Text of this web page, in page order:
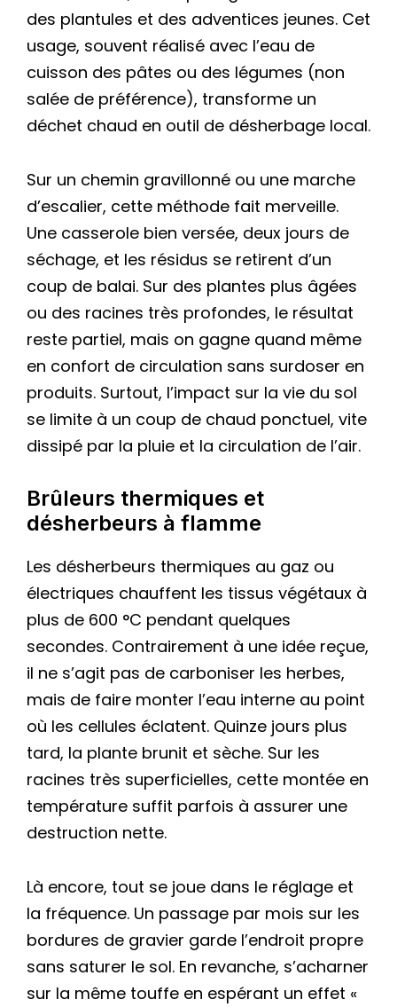
des plantules et des adventices jeunes. Cet
usage, souvent réalisé avec l’eau de
cuisson des pâtes ou des légumes (non
salée de préférence), transforme un
déchet chaud en outil de désherbage local.
Sur un chemin gravillonné ou une marche
d’escalier, cette méthode fait merveille.
Une casserole bien versée, deux jours de
séchage, et les résidus se retirent d’un
coup de balai. Sur des plantes plus âgées
ou des racines très profondes, le résultat
reste partiel, mais on gagne quand même
en confort de circulation sans surdoser en
produits. Surtout, l’impact sur la vie du sol
se limite à un coup de chaud ponctuel, vite
dissipé par la pluie et la circulation de l’air.
Brûleurs thermiques et
désherbeurs à flamme
Les désherbeurs thermiques au gaz ou
électriques chauffent les tissus végétaux à
plus de 600 °C pendant quelques
secondes. Contrairement à une idée reçue,
il ne s’agit pas de carboniser les herbes,
mais de faire monter l’eau interne au point
où les cellules éclatent. Quinze jours plus
tard, la plante brunit et sèche. Sur les
racines très superficielles, cette montée en
température suffit parfois à assurer une
destruction nette.
Là encore, tout se joue dans le réglage et
la fréquence. Un passage par mois sur les
bordures de gravier garde l’endroit propre
sans saturer le sol. En revanche, s’acharner
sur la même touffe en espérant un effet «